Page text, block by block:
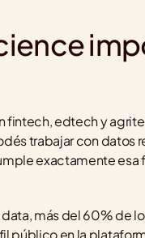
fintech, edtech y
trabajar con datos
exactamente esa
más del 60% de
público en la